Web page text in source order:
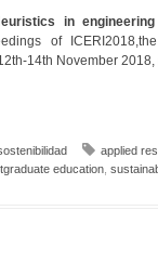
in
of
14th November
applied
education,